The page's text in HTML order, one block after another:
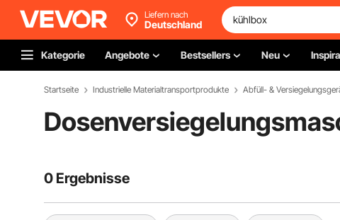
Liefern nach
Deutschland
Kategorie Angebote Bestsellers Neu
Startseite Industrielle Materialtransportprodukte Abfüll- &
0 Ergebnisse